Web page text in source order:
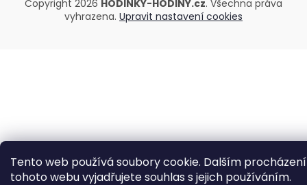
Tento web používá soubory cookie. Dalším
tohoto webu vyjadřujete souhlas s jejich používáním.
Copyright 2026 HODINKY-HODINY.cz. Všechna práva
vyhrazena. Upravit nastavení cookies